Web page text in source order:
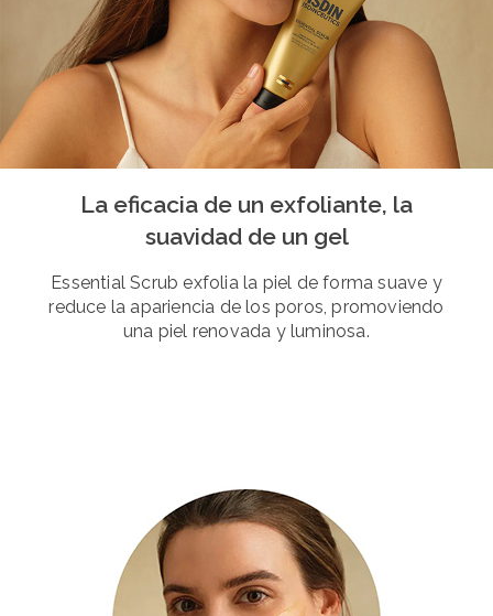
La eficacia de un exfoliante, la
suavidad de un gel
Essential Scrub exfolia la piel de forma suave y
reduce la apariencia de los poros, promoviendo
una piel renovada y luminosa.